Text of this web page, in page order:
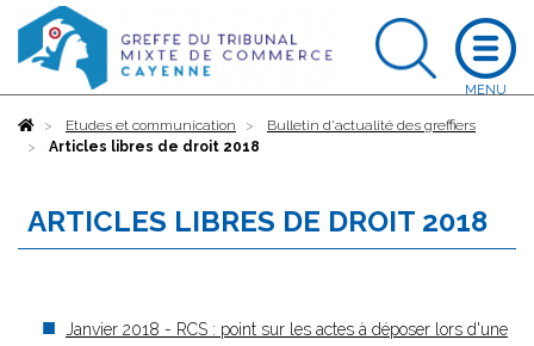
AccueilEtudes et communication
Bulletin d'actualité des greffiers
Articles libres de droit 2018
ARTICLES LIBRES DE DROIT 2018
Janvier 2018 - RCS : point sur les actes à déposer lors d'une